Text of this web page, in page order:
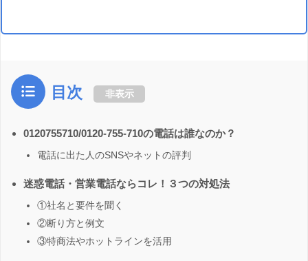
目次 非表示
0120755710/0120-755-710の電話は誰なのか？
電話に出た人のSNSやネットの評判
迷惑電話・営業電話ならコレ！３つの対処法
①社名と要件を聞く
②断り方と例文
③特商法やホットラインを活用